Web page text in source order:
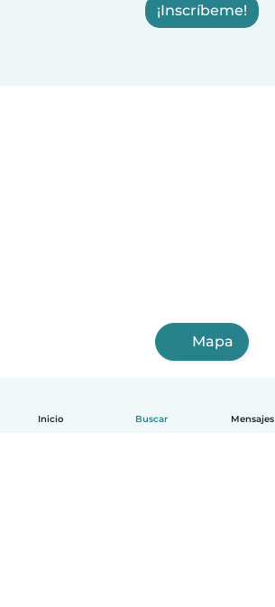
Inicio Buscar Mensajes
¡Inscríbeme!
Mapa